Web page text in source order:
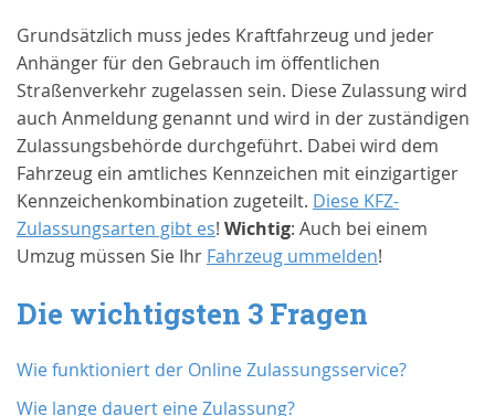
Grundsätzlich muss jedes Kraftfahrzeug und jeder
Anhänger für den Gebrauch im öffentlichen
Straßenverkehr zugelassen sein. Diese Zulassung wird
auch Anmeldung genannt und wird in der zuständigen
Zulassungsbehörde durchgeführt. Dabei wird dem
Fahrzeug ein amtliches Kennzeichen mit einzigartiger
Kennzeichenkombination zugeteilt. Diese KFZ-
Zulassungsarten gibt es! Wichtig: Auch bei einem
Umzug müssen Sie Ihr Fahrzeug ummelden!
Die wichtigsten 3 Fragen
Wie funktioniert der Online Zulassungsservice?
Wie lange dauert eine Zulassung?